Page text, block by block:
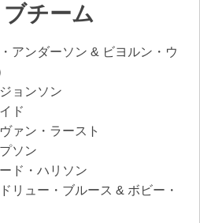
チーム
アンダーソン & ビヨルン・ウ
ョンソン
ド
ァン・ラースト
ソン
ード・ハリソン
ドリュー・ブルース & ボビー・